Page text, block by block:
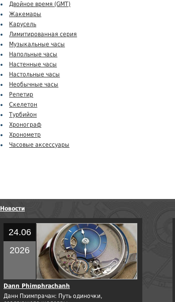
Двойное время (GMT)
Жакемары
Карусель
Лимитированная серия
Музыкальные часы
Напольные часы
Настенные часы
Настольные часы
Необычные часы
Репетир
Скелетон
Турбийон
Хронограф
Хронометр
Часовые аксессуары
Новости
24.06
2026
Dann Phimphrachanh
Данн Пхимпрачан: Путь одиночки,